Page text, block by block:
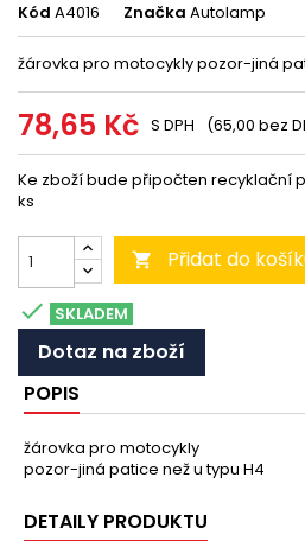
Kód A4016 Značka Autolamp
žárovka pro motocykly pozor-jiná
78,65 Kč S DPH (65,00 bez
Ke zboží bude připočten recyklační
ks
 Přidat do
 SKLADEM
Dotaz na zboží
POPIS
žárovka pro motocykly
pozor-jiná patice než u typu H4
DETAILY PRODUKTU